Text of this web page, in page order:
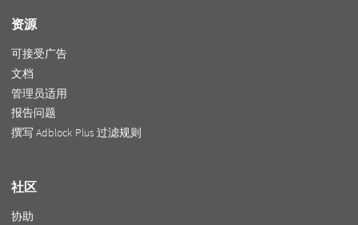
资源
可接受广告
文档
管理员适用
报告问题
撰写 Adblock Plus 过滤规则
社区
协助